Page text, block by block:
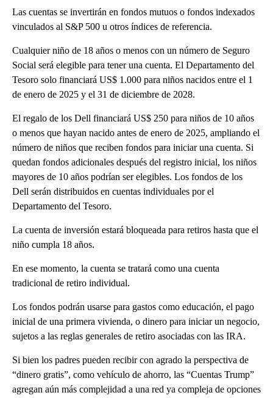
Las cuentas se invertirán en fondos mutuos o fondos indexados
vinculados al S&P 500 u otros índices de referencia.
Cualquier niño de 18 años o menos con un número de Seguro
Social será elegible para tener una cuenta. El Departamento del
Tesoro solo financiará US$ 1.000 para niños nacidos entre el 1
de enero de 2025 y el 31 de diciembre de 2028.
El regalo de los Dell financiará US$ 250 para niños de 10 años
o menos que hayan nacido antes de enero de 2025, ampliando el
número de niños que reciben fondos para iniciar una cuenta. Si
quedan fondos adicionales después del registro inicial, los niños
mayores de 10 años podrían ser elegibles. Los fondos de los
Dell serán distribuidos en cuentas individuales por el
Departamento del Tesoro.
La cuenta de inversión estará bloqueada para retiros hasta que el
niño cumpla 18 años.
En ese momento, la cuenta se tratará como una cuenta
tradicional de retiro individual.
Los fondos podrán usarse para gastos como educación, el pago
inicial de una primera vivienda, o dinero para iniciar un negocio,
sujetos a las reglas generales de retiro asociadas con las IRA.
Si bien los padres pueden recibir con agrado la perspectiva de
“dinero gratis”, como vehículo de ahorro, las “Cuentas Trump”
agregan aún más complejidad a una red ya compleja de opciones